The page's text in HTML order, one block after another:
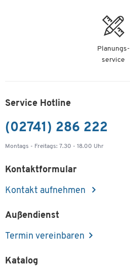
Planungs-
service
Service Hotline
(02741) 286 222
Montags - Freitags: 7.30 - 18.00 Uhr
Kontaktformular
Kontakt aufnehmen
Außendienst
Termin vereinbaren
Katalog